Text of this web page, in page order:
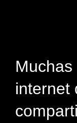
internet